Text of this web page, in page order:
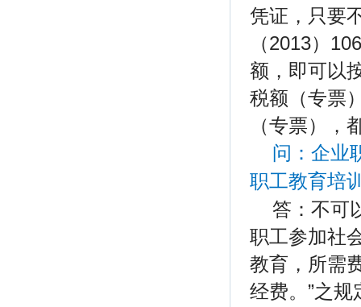
凭证，只要
（2013）
额，即可以
税额（专票
（专票），
问：企业
职工教育培
答：不可
职工参加社
教育，所需
经费。”之